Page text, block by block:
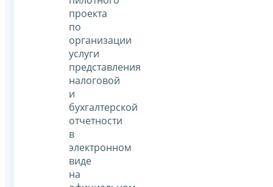
проекта
по
организации
услуги
представления
налоговой
и
бухгалтерской
отчетности
в
электронном
виде
на